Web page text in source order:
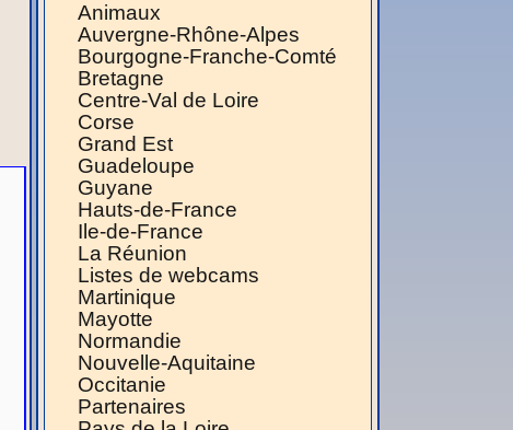
Animaux
Auvergne-Rhône-Alpes
Bourgogne-Franche-Comté
Bretagne
Centre-Val de Loire
Corse
Grand Est
Guadeloupe
Guyane
Hauts-de-France
Ile-de-France
La Réunion
Listes de webcams
Martinique
Mayotte
Normandie
Nouvelle-Aquitaine
Occitanie
Partenaires